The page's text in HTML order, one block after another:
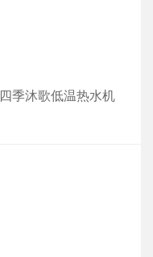
四季沐歌低温热水机